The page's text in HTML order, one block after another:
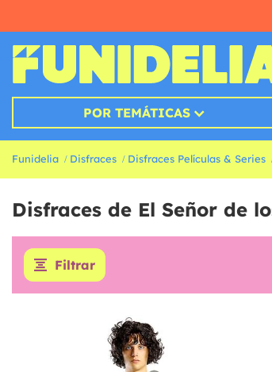
POR TEMÁTICAS
Funidelia Disfraces Disfraces Películas & Series
Disfraces de El Señor de
Filtrar